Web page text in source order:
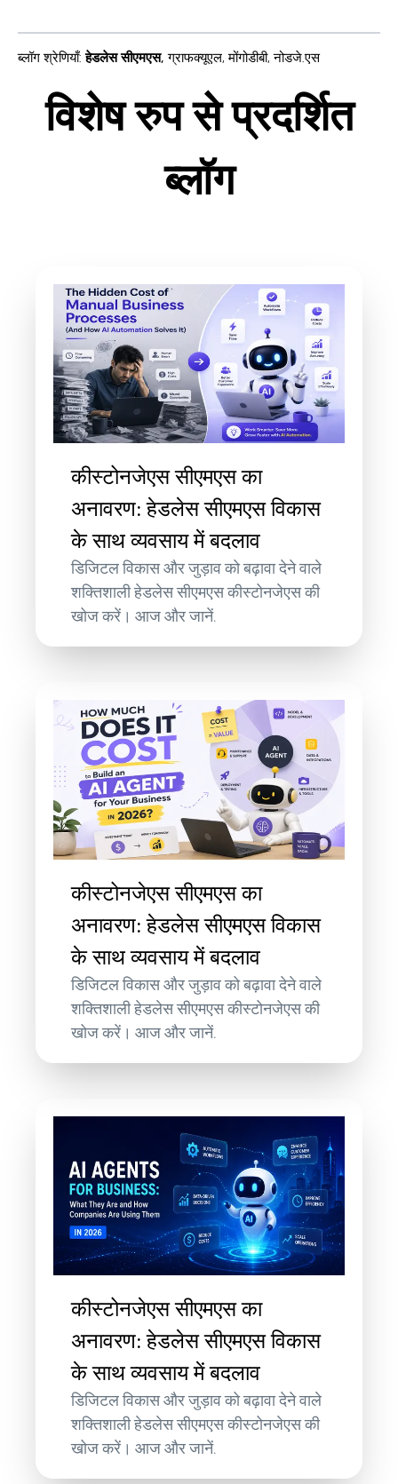
ब्लॉग श्रेणियाँ: हेडलेस सीएमएस, ग्राफक्यूएल,मोंगोडीबी,नोडजे.एस
विशेष रुप से प्रदर्शित
ब्लॉग
कीस्टोनजेएस सीएमएस का
अनावरण: हेडलेस सीएमएस विकास
के साथ व्यवसाय में बदलाव
डिजिटल विकास और जुड़ाव को बढ़ावा देने वाले
शक्तिशाली हेडलेस सीएमएस कीस्टोनजेएस की
खोज करें। आज और जानें.
कीस्टोनजेएस सीएमएस का
अनावरण: हेडलेस सीएमएस विकास
के साथ व्यवसाय में बदलाव
डिजिटल विकास और जुड़ाव को बढ़ावा देने वाले
शक्तिशाली हेडलेस सीएमएस कीस्टोनजेएस की
खोज करें। आज और जानें.
कीस्टोनजेएस सीएमएस का
अनावरण: हेडलेस सीएमएस विकास
के साथ व्यवसाय में बदलाव
डिजिटल विकास और जुड़ाव को बढ़ावा देने वाले
शक्तिशाली हेडलेस सीएमएस कीस्टोनजेएस की
खोज करें। आज और जानें.